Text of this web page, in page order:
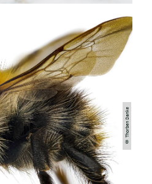
© Thorben Danke